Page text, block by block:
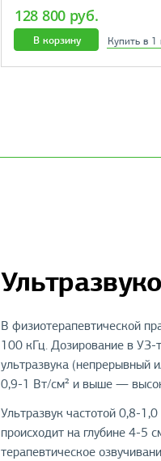
128 800 руб.
В корзину Купить в 1
В физиотерапевтической
100 кГц. Дозирование в УЗ-
ультразвука (непрерывный
0,9-1 Вт/см² и выше —
Ультразвук частотой 0,8-
происходит на глубине 4-5
терапевтическое